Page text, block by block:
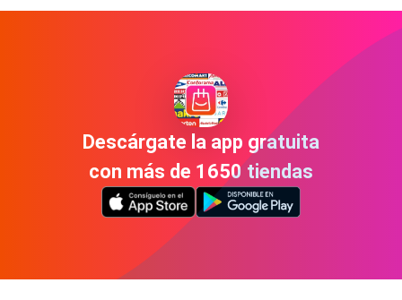
Descárgate la app gratuita
con más de 1650 tiendas